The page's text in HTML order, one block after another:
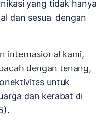
yang tidak hanya
dan sesuai dengan
internasional kami,
dengan tenang,
untuk
dan kerabat di